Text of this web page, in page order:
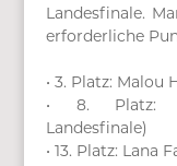
Landesfinale.
erforderliche
• 3. Platz: Malou
• 8. Platz:
Landesfinale)
• 13. Platz: Lana